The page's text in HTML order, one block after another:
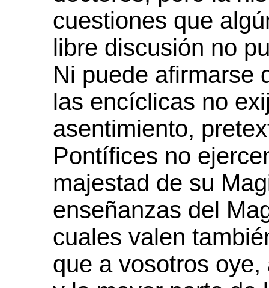
cuestiones que
libre discusión no
Ni puede afirmarse
las encíclicas no
asentimiento,
Pontífices no
majestad de su
enseñanzas del
cuales valen
que a vosotros